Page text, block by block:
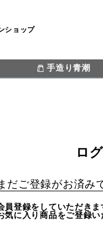
ショップ
手造り青潮
ロ
だご登録がお済み
員登録をしていただきま
気に入り商品をご登録